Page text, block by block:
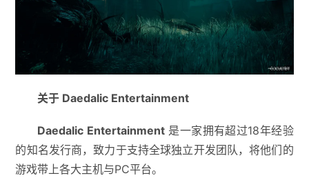
关于 Daedalic Entertainment
Daedalic Entertainment是一家拥有超过18年经验
的知名发行商，致力于支持全球独立开发团队，将他们的
游戏带上各大主机与PC平台。